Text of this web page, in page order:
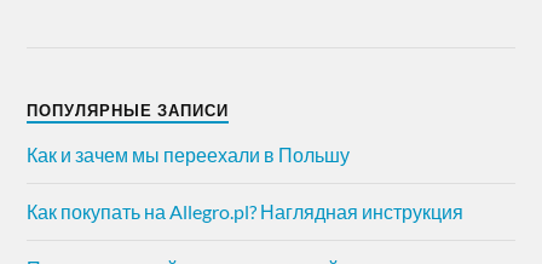
ПОПУЛЯРНЫЕ ЗАПИСИ
Как и зачем мы переехали в Польшу
Как покупать на Allegro.pl? Наглядная инструкция